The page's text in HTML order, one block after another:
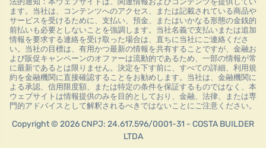
ます。当社は、コンテンツへのアクセス、または記載されている商品や
サービスを受けるために、支払い、預金、またはいかなる形態の金銭的
前払いも必要としないことを強調します。当社名義で支払いまたは追加
情報を要求する連絡を受け取った場合は、直ちに当社にご連絡くださ
い。当社の目標は、有用かつ最新の情報を共有することですが、金融お
よび販促キャンペーンのオファーは流動的であるため、一部の情報が常
に最新であるとは限りません。決定を下す前に、すべての詳細、利用規
約を金融機関に直接確認することをお勧めします。当社は、金融機関に
よる承認、信用限度額、または特定の条件を保証するものではなく、本
ウェブサイトは情報提供のみを目的としており、金融、法律、または専
門的アドバイスとして解釈されるべきではないことにご注意ください。
Copyright © 2026 CNPJ: 24.617.596/0001-31 - COSTA BUILDER
LTDA